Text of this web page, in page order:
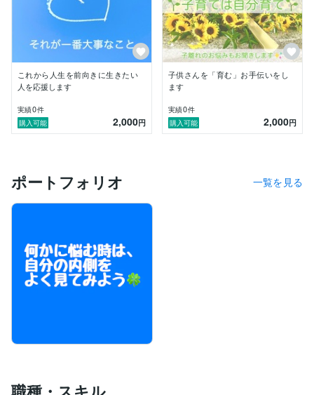
私のこの学びを、あなたの悩みや辛さに活かしてもらい
たいのです。
私が役に立てれば嬉しいです。
あなたが少しでも楽になるよう、応援します。
お待ちしております。
これから人生を前向きに生きたい
人を応援します
実績0件
購入可能
2,000円
子供さんを「育む」お手伝いをし
ます
実績0件
購入可能
2,000円
ポートフォリオ 一覧を見る